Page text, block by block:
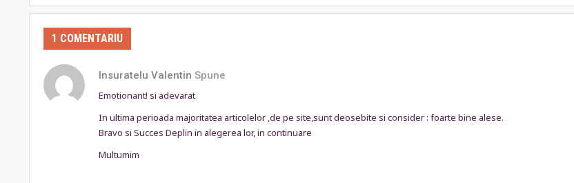
1 COMENTARIU
Insuratelu Valentin Spune
Emotionant! si adevarat
In ultima perioada majoritatea articolelor ,de pe site,sunt deosebite si consider : foarte bine alese.
Bravo si Succes Deplin in alegerea lor, in continuare
Multumim